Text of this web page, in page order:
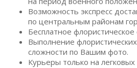
Возможность экспресс
по центральным районам
Бесплатное
Выполнение
сложности по Вашим фото.
Курьеры только на